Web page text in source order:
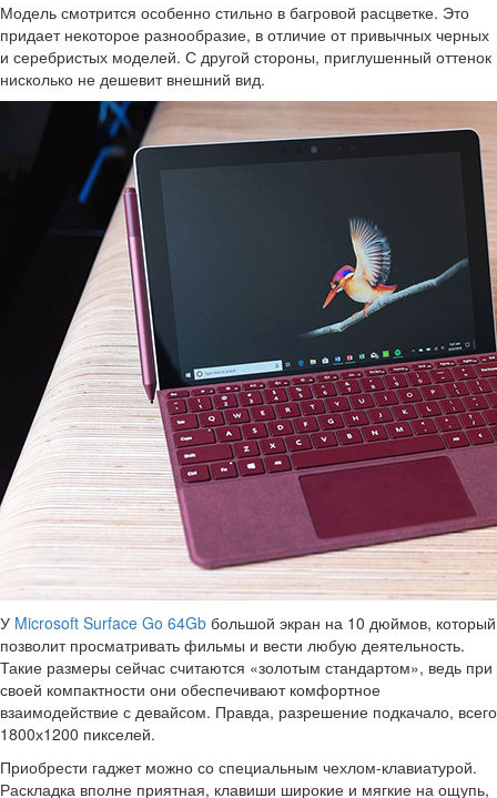
Модель смотрится особенно стильно в багровой расцветке. Это
придает некоторое разнообразие, в отличие от привычных черных
и серебристых моделей. С другой стороны, приглушенный оттенок
нисколько не дешевит внешний вид.
У Microsoft Surface Go 64Gb большой экран на 10 дюймов, который
позволит просматривать фильмы и вести любую деятельность.
Такие размеры сейчас считаются «золотым стандартом», ведь при
своей компактности они обеспечивают комфортное
взаимодействие с девайсом. Правда, разрешение подкачало, всего
1800х1200 пикселей.
Приобрести гаджет можно со специальным чехлом-клавиатурой.
Раскладка вполне приятная, клавиши широкие и мягкие на ощупь,